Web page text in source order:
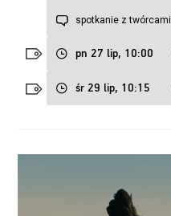
spotkanie z twórcami
pn 27 lip, 10:00
śr 29 lip, 10:15